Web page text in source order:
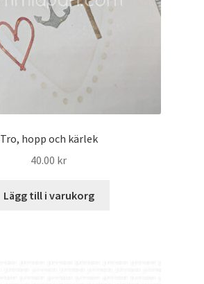
Tro, hopp och kärlek
40.00 kr
Lägg till i varukorg